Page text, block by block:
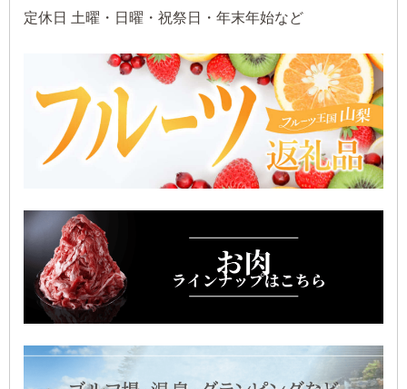
定休日 土曜・日曜・祝祭日・年末年始など